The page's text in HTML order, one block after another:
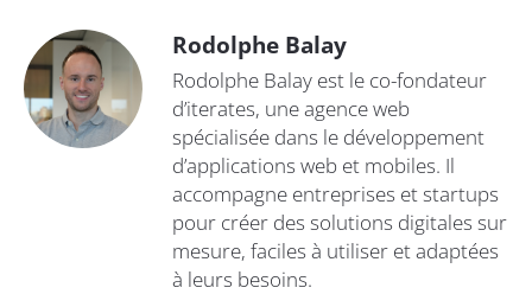
Rodolphe Balay
Rodolphe Balay est le co-fondateur
d’iterates, une agence web
spécialisée dans le développement
d’applications web et mobiles. Il
accompagne entreprises et startups
pour créer des solutions digitales sur
mesure, faciles à utiliser et adaptées
à leurs besoins.